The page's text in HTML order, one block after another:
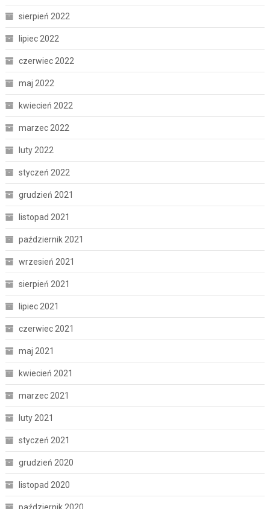
sierpień 2022
lipiec 2022
czerwiec 2022
maj 2022
kwiecień 2022
marzec 2022
luty 2022
styczeń 2022
grudzień 2021
listopad 2021
październik 2021
wrzesień 2021
sierpień 2021
lipiec 2021
czerwiec 2021
maj 2021
kwiecień 2021
marzec 2021
luty 2021
styczeń 2021
grudzień 2020
listopad 2020